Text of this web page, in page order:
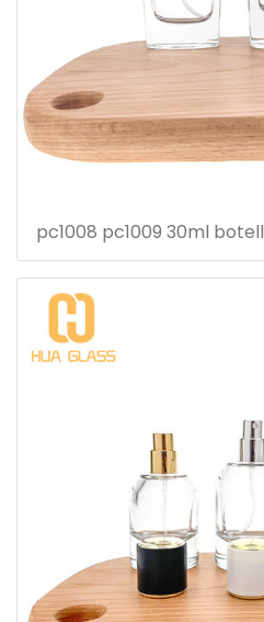
pc1008 pc1009 30ml